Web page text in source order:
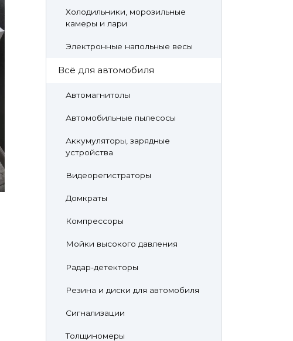
Холодильники, морозильные
камеры и лари
Электронные напольные весы
Всё для автомобиля
Автомагнитолы
Автомобильные пылесосы
Аккумуляторы, зарядные
устройства
Видеорегистраторы
Домкраты
Компрессоры
Мойки высокого давления
Радар-детекторы
Резина и диски для автомобиля
Сигнализации
Толщиномеры